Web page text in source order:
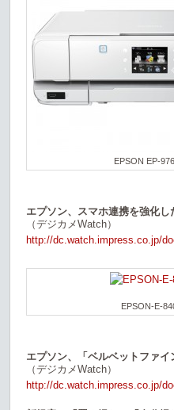
EPSON EP-
エプソン、スマホ連携を強化
（デジカメWatch）
http://dc.watch.impress.co.jp/
EPSON-E-
エプソン、「ベルベットファ
（デジカメWatch）
http://dc.watch.impress.co.jp/